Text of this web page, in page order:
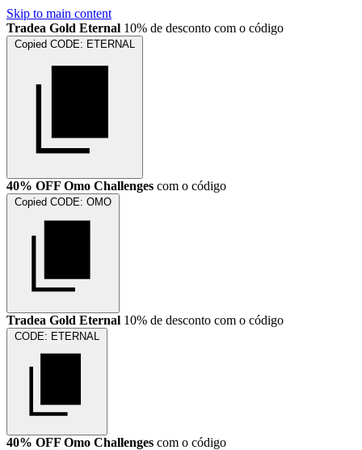
Skip to main content
Tradea Gold Eternal 10% de desconto com o código
Copied CODE: ETERNAL
40% OFF Omo Challenges com o código
Copied CODE: OMO
Tradea Gold Eternal 10% de desconto com o código
CODE: ETERNAL
40% OFF Omo Challenges com o código